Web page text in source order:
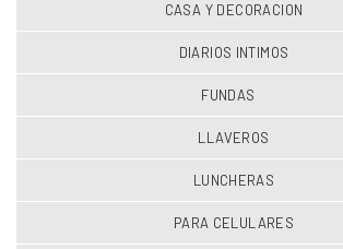
CASA Y DECORACION
DIARIOS INTIMOS
FUNDAS
LLAVEROS
LUNCHERAS
PARA CELULARES